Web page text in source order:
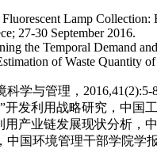
Lamp
27-30 September 2016.
the Temporal Demand
of Waste Quantity
学与管理，2016,41(2):5-
发利用战略研究，中国工
产业链发展现状分析，
国环境管理干部学院学报